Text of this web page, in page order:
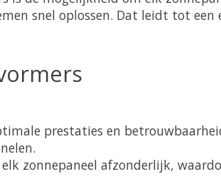
snel oplossen. Dat leidt tot een
prestaties en
zonnepaneel afzonderlijk,